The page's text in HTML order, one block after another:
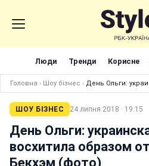
Люди Тренди Корисне
Головна › Шоу бізнес › День Ольги:
ШОУ БІЗНЕС 24 липня 2018 · 19:15
День Ольги:
восхитила образом
Бекхэм (фото)